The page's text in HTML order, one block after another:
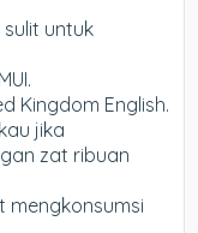
untuk
Kingdom English.
jika
zat ribuan